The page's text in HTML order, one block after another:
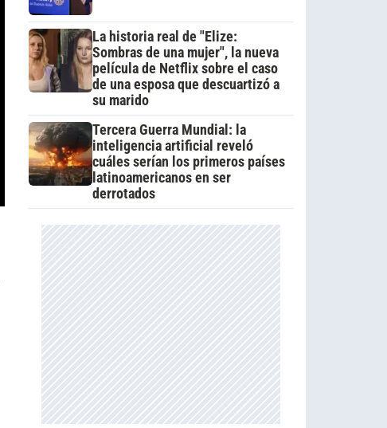
La historia real de "Elize:
Sombras de una mujer", la nueva
película de Netflix sobre el caso
de una esposa que descuartizó a
su marido
Tercera Guerra Mundial: la
inteligencia artificial reveló
cuáles serían los primeros países
latinoamericanos en ser
derrotados